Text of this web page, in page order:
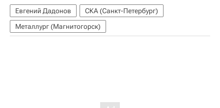
Евгений Дадонов
СКА (Санкт-Петербург)
Металлург (Магнитогорск)